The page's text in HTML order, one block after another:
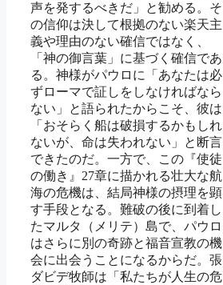
声を発するべきだ」と勧める。そ
の信仰は決して根拠のない楽天主
義や理由のない確信ではなく、
「神の御言葉」に基づく確信であ
る。神様がパウロに「あなたは必
ずローマで証しをしなければなら
ない」と語られたからこそ、彼は
「おそらく船は破損するかもしれ
ないが、命は失われない」と断言
できたのだ。一方で、この『使徒
の働き』27章に描かれる壮大な航
海の危機は、結局神様の摂理を顕
す手段となる。難破の後に到着し
たマルタ（メリテ）島で、パウロ
はさらに別の奇跡と福音宣教の機
会に出会うことになるからだ。張
ダビデ牧師は「私たちが人生の危